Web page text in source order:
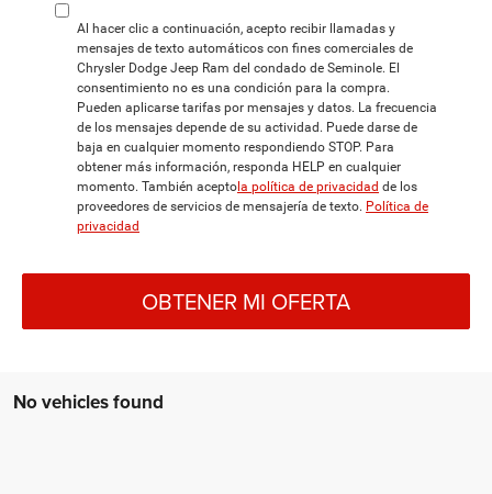
Al hacer clic a continuación, acepto recibir llamadas y
mensajes de texto automáticos con fines comerciales de
Chrysler Dodge Jeep Ram del condado de Seminole. El
consentimiento no es una condición para la compra.
Pueden aplicarse tarifas por mensajes y datos. La frecuencia
de los mensajes depende de su actividad. Puede darse de
baja en cualquier momento respondiendo STOP. Para
obtener más información, responda HELP en cualquier
momento. También acepto la política de privacidad de los
proveedores de servicios de mensajería de texto. Política de
privacidad
OBTENER MI OFERTA
No vehicles found